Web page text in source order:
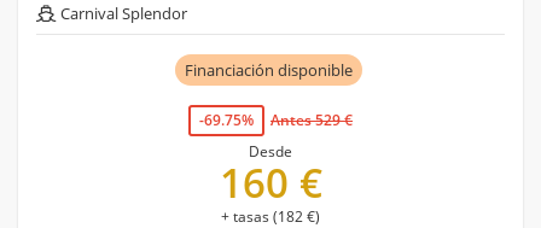
Carnival Splendor
Financiación disponible
-69.75%
Antes 529 €
Desde
160 €
+ tasas (182 €)